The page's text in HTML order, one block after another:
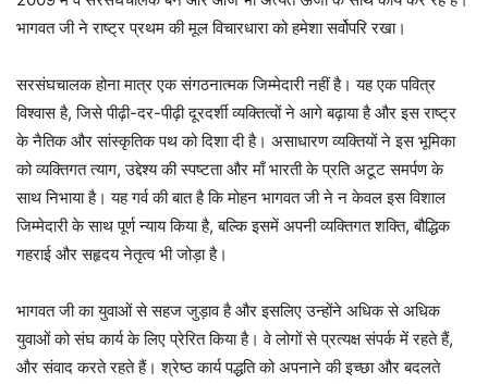
भागवत जी ने राष्ट्र प्रथम की मूल विचारधारा को हमेशा सर्वोपरि रखा।
सरसंघचालक होना मात्र एक संगठनात्मक जिम्मेदारी नहीं है। यह एक पवित्र
विश्वास है, जिसे पीढ़ी-दर-पीढ़ी दूरदर्शी व्यक्तित्वों ने आगे बढ़ाया है और इस राष्ट्र
के नैतिक और सांस्कृतिक पथ को दिशा दी है। असाधारण व्यक्तियों ने इस भूमिका
को व्यक्तिगत त्याग, उद्देश्य की स्पष्टता और माँ भारती के प्रति अटूट समर्पण के
साथ निभाया है। यह गर्व की बात है कि मोहन भागवत जी ने न केवल इस विशाल
जिम्मेदारी के साथ पूर्ण न्याय किया है, बल्कि इसमें अपनी व्यक्तिगत शक्ति, बौद्धिक
गहराई और सहृदय नेतृत्व भी जोड़ा है।
भागवत जी का युवाओं से सहज जुड़ाव है और इसलिए उन्होंने अधिक से अधिक
युवाओं को संघ कार्य के लिए प्रेरित किया है। वे लोगों से प्रत्यक्ष संपर्क में रहते हैं,
और संवाद करते रहते हैं। श्रेष्ठ कार्य पद्धति को अपनाने की इच्छा और बदलते